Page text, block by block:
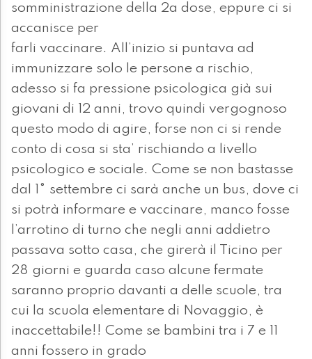
somministrazione della 2a dose, eppure ci si
accanisce per
farli vaccinare. All’inizio si puntava ad
immunizzare solo le persone a rischio,
adesso si fa pressione psicologica già sui
giovani di 12 anni, trovo quindi vergognoso
questo modo di agire, forse non ci si rende
conto di cosa si sta’ rischiando a livello
psicologico e sociale. Come se non bastasse
dal 1° settembre ci sarà anche un bus, dove ci
si potrà informare e vaccinare, manco fosse
l’arrotino di turno che negli anni addietro
passava sotto casa, che girerà il Ticino per
28 giorni e guarda caso alcune fermate
saranno proprio davanti a delle scuole, tra
cui la scuola elementare di Novaggio, è
inaccettabile!! Come se bambini tra i 7 e 11
anni fossero in grado